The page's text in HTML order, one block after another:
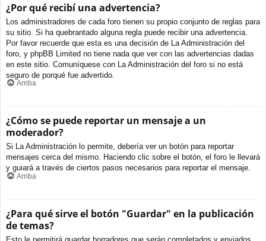
¿Por qué recibí una advertencia?
Los administradores de cada foro tienen su propio conjunto de reglas para
su sitio. Si ha quebrantado alguna regla puede recibir una advertencia.
Por favor recuerde que esta es una decisión de La Administración del
foro, y phpBB Limited no tiene nada que ver con las advertencias dadas
en este sitio. Comuníquese con La Administración del foro si no está
seguro de porqué fue advertido.
Arriba
¿Cómo se puede reportar un mensaje a un
moderador?
Si La Administración lo permite, debería ver un botón para reportar
mensajes cerca del mismo. Haciendo clic sobre el botón, el foro le llevará
y guiará a través de ciertos pasos necesarios para reportar el mensaje.
Arriba
¿Para qué sirve el botón "Guardar" en la publicación
de temas?